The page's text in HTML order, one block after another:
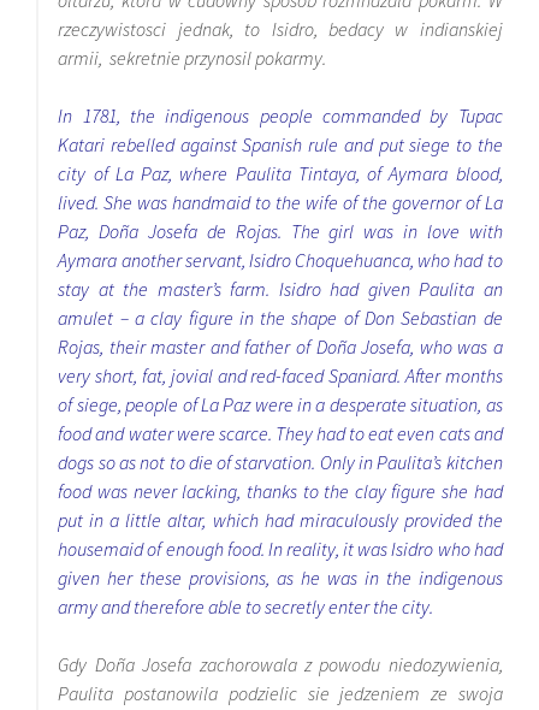
rzeczywistosci jednak, to Isidro, bedacy w indianskiej
armii, sekretnie przynosil pokarmy.
In 1781, the indigenous people commanded by Tupac
Katari rebelled against Spanish rule and put siege to the
city of La Paz, where Paulita Tintaya, of Aymara blood,
lived. She was handmaid to the wife of the governor of La
Paz, Doña Josefa de Rojas. The girl was in love with
Aymara another servant, Isidro Choquehuanca, who had to
stay at the master’s farm. Isidro had given Paulita an
amulet – a clay figure in the shape of Don Sebastian de
Rojas, their master and father of Doña Josefa, who was a
very short, fat, jovial and red-faced Spaniard. After months
of siege, people of La Paz were in a desperate situation, as
food and water were scarce. They had to eat even cats and
dogs so as not to die of starvation. Only in Paulita’s kitchen
food was never lacking, thanks to the clay figure she had
put in a little altar, which had miraculously provided the
housemaid of enough food. In reality, it was Isidro who had
given her these provisions, as he was in the indigenous
army and therefore able to secretly enter the city.
Gdy Doña Josefa zachorowala z powodu niedozywienia,
Paulita postanowila podzielic sie jedzeniem ze swoja